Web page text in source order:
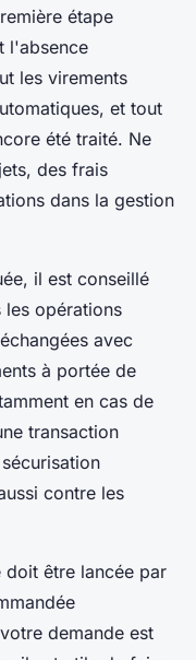
étape
l'absence
les virements
et tout
été traité. Ne
des frais
dans la gestion
il est conseillé
les opérations
avec
à portée de
en cas de
transaction
contre les
être lancée par
demande est